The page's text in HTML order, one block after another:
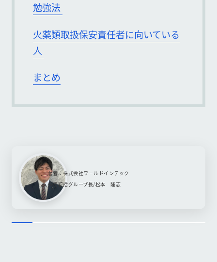
勉強法
火薬類取扱保安責任者に向いている
人
まとめ
著者：株式会社ワールドインテック
採用統括グループ長/松本 隆志